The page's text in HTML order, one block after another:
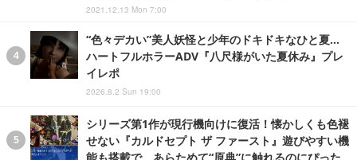
2021.12.13 Mon 7:00
“色々デカい”美人妖怪と少年のドキドキなひと夏…
ハートフルホラーADV『八尺様がいた夏休み』プレ
イレポ
2026.8.2 Sun 19:00
シリーズ第1作が現行機向けに復活！懐かしくも色褪
せない『カルドセプト ザ ファースト』遊びやすい機
能も搭載で、あらためて“原典”に触れるのにぴった